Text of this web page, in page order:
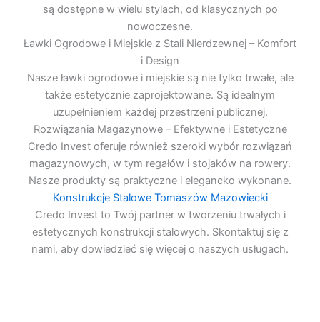
są dostępne w wielu stylach, od klasycznych po
nowoczesne.
Ławki Ogrodowe i Miejskie z Stali Nierdzewnej – Komfort
i Design
Nasze ławki ogrodowe i miejskie są nie tylko trwałe, ale
także estetycznie zaprojektowane. Są idealnym
uzupełnieniem każdej przestrzeni publicznej.
Rozwiązania Magazynowe – Efektywne i Estetyczne
Credo Invest oferuje również szeroki wybór rozwiązań
magazynowych, w tym regałów i stojaków na rowery.
Nasze produkty są praktyczne i elegancko wykonane.
Konstrukcje Stalowe Tomaszów Mazowiecki
Credo Invest to Twój partner w tworzeniu trwałych i
estetycznych konstrukcji stalowych. Skontaktuj się z
nami, aby dowiedzieć się więcej o naszych usługach.